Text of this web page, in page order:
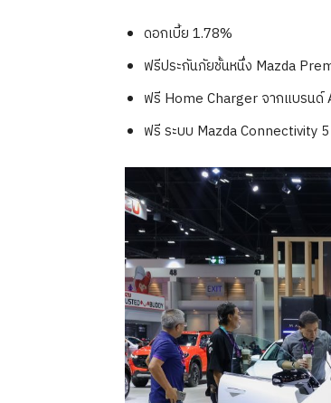
ดอกเบี้ย 1.78%
ฟรีประกันภัยชั้นหนึ่ง Mazda
ฟรี Home Charger จากแบรนด์
ฟรี ระบบ Mazda Connectivity